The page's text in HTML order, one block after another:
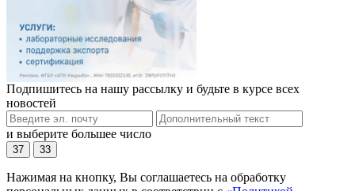
Подпишитесь на нашу рассылку и будьте в курсе всех
новостей
и выберите большее число
37 33
Нажимая на кнопку, Вы соглашаетесь на обработку